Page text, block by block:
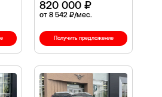
820 000 ₽
от 8 542 ₽/мес.
Получить предложение